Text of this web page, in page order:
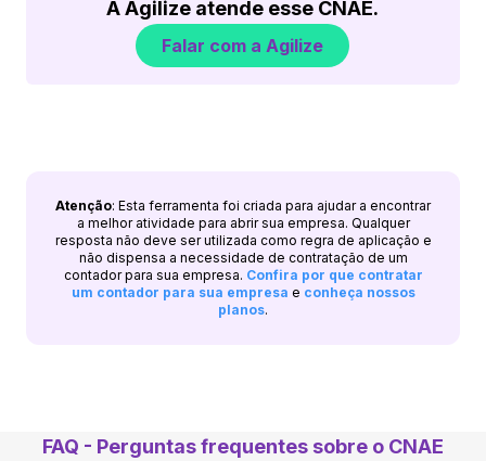
A Agilize atende esse CNAE.
Falar com a Agilize
Atenção: Esta ferramenta foi criada para ajudar a encontrar
a melhor atividade para abrir sua empresa. Qualquer
resposta não deve ser utilizada como regra de aplicação e
não dispensa a necessidade de contratação de um
contador para sua empresa. Confira por que contratar
um contador para sua empresa e conheça nossos
planos.
FAQ - Perguntas frequentes sobre o CNAE